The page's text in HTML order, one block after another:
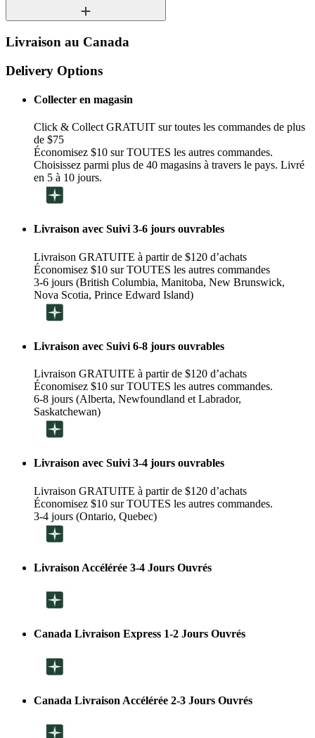
Livraison au Canada
Delivery Options
Collecter en magasin
Click & Collect GRATUIT sur toutes les commandes de plus
de $75
Économisez $10 sur TOUTES les autres commandes.
Choisissez parmi plus de 40 magasins à travers le pays. Livré
en 5 à 10 jours.
Livraison avec Suivi 3-6 jours ouvrables
Livraison GRATUITE à partir de $120 d’achats
Économisez $10 sur TOUTES les autres commandes
3-6 jours (British Columbia, Manitoba, New Brunswick,
Nova Scotia, Prince Edward Island)
Livraison avec Suivi 6-8 jours ouvrables
Livraison GRATUITE à partir de $120 d’achats
Économisez $10 sur TOUTES les autres commandes.
6-8 jours (Alberta, Newfoundland et Labrador,
Saskatchewan)
Livraison avec Suivi 3-4 jours ouvrables
Livraison GRATUITE à partir de $120 d’achats
Économisez $10 sur TOUTES les autres commandes.
3-4 jours (Ontario, Quebec)
Livraison Accélérée 3-4 Jours Ouvrés
Canada Livraison Express 1-2 Jours Ouvrés
Canada Livraison Accélérée 2-3 Jours Ouvrés